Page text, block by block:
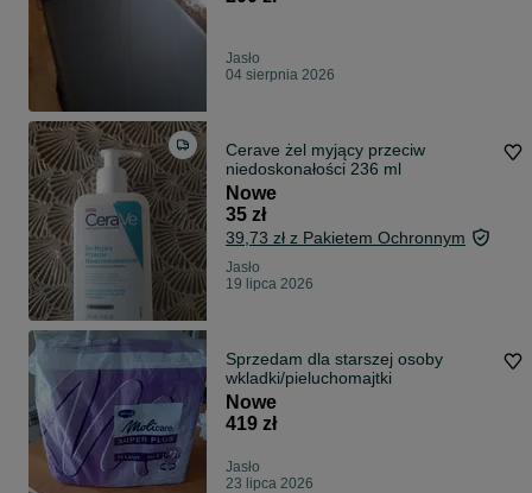
Jasło
04 sierpnia 2026
Cerave żel myjący przeciw
niedoskonałości 236 ml
Nowe
35 zł
39,73 zł z Pakietem Ochronnym
Jasło
19 lipca 2026
Sprzedam dla starszej osoby
wkladki/pieluchomajtki
Nowe
419 zł
Jasło
23 lipca 2026